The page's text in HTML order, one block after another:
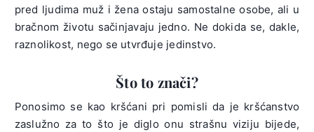
pred ljudima muž i žena ostaju samostalne osobe, ali u
bračnom životu sačinjavaju jedno. Ne dokida se, dakle,
raznolikost, nego se utvrđuje jedinstvo.
Što to znači?
Ponosimo se kao kršćani pri pomisli da je kršćanstvo
zaslužno za to što je diglo onu strašnu viziju bijede,